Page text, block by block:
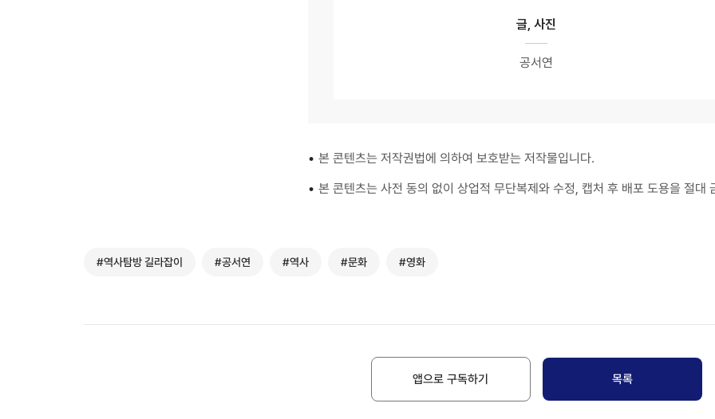
글, 사진
공서연
• 본 콘텐츠는 저작권법에 의하여 보호받는 저작물입니다.
• 본 콘텐츠는 사전 동의 없이 상업적 무단복제와 수정, 캡처 후 배포 도용을 절대
#역사탐방 길라잡이 #공서연 #역사 #문화 #영화
앱으로 구독하기 목록